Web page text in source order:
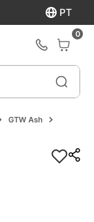
PT
0
GTW Ash